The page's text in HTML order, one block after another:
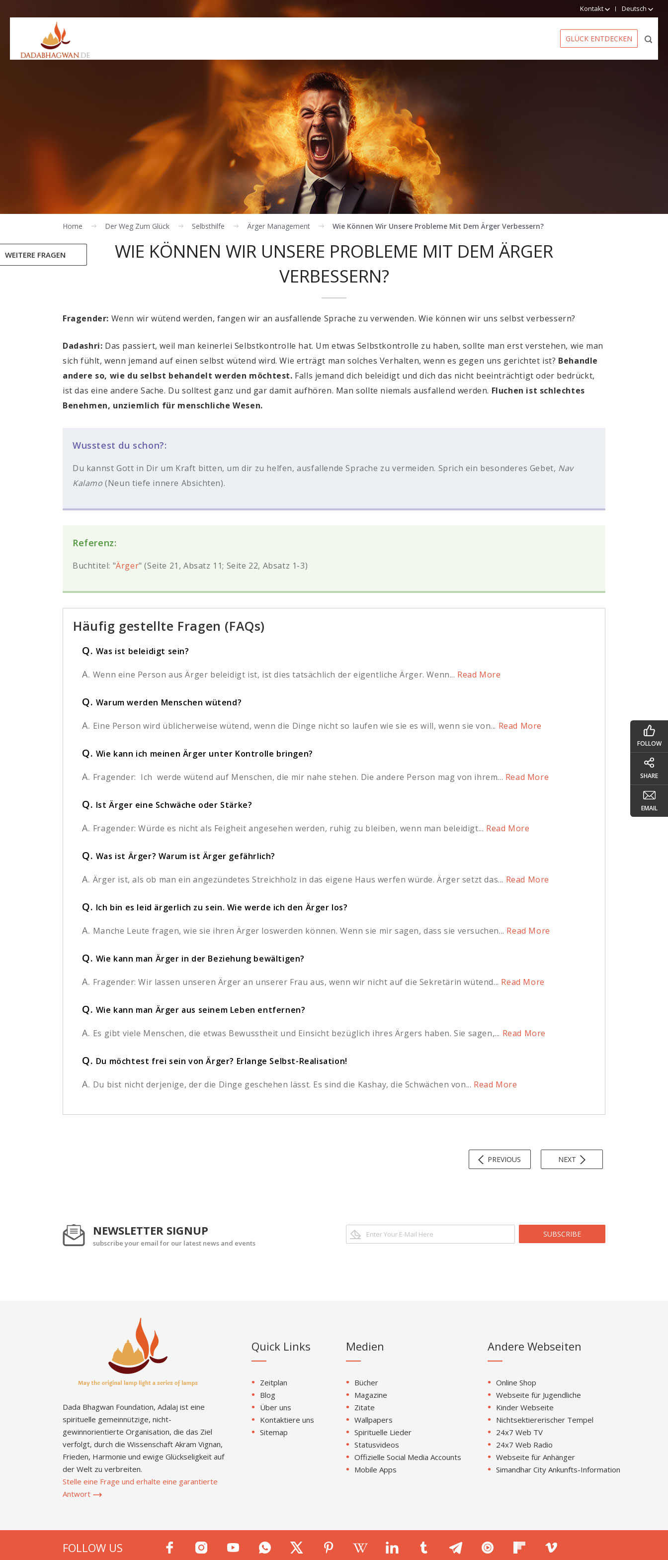
Kontakt Deutsch
GLÜCK ENTDECKEN
WEITERE FRAGEN
Home Der Weg Zum Glück Selbsthilfe Ärger Management Wie Können Wir Unsere Probleme Mit Dem Ärger Verbessern?
WIE KÖNNEN WIR UNSERE PROBLEME MIT DEM ÄRGER
VERBESSERN?
Fragender: Wenn wir wütend werden, fangen wir an ausfallende Sprache zu verwenden. Wie können wir uns selbst verbessern?
Dadashri: Das passiert, weil man keinerlei Selbstkontrolle hat. Um etwas Selbstkontrolle zu haben, sollte man erst verstehen, wie man
sich fühlt, wenn jemand auf einen selbst wütend wird. Wie erträgt man solches Verhalten, wenn es gegen uns gerichtet ist? Behandle
andere so, wie du selbst behandelt werden möchtest. Falls jemand dich beleidigt und dich das nicht beeinträchtigt oder bedrückt,
ist das eine andere Sache. Du solltest ganz und gar damit aufhören. Man sollte niemals ausfallend werden. Fluchen ist schlechtes
Benehmen, unziemlich für menschliche Wesen.
Wusstest du schon?:
Du kannst Gott in Dir um Kraft bitten, um dir zu helfen, ausfallende Sprache zu vermeiden. Sprich ein besonderes Gebet, Nav
Kalamo (Neun tiefe innere Absichten).
Referenz:
Buchtitel: "Ärger" (Seite 21, Absatz 11; Seite 22, Absatz 1-3)
Häufig gestellte Fragen (FAQs)
Q. Was ist beleidigt sein?
A. Wenn eine Person aus Ärger beleidigt ist, ist dies tatsächlich der eigentliche Ärger. Wenn... Read More
Q. Warum werden Menschen wütend?
A. Eine Person wird üblicherweise wütend, wenn die Dinge nicht so laufen wie sie es will, wenn sie von... Read More
Q. Wie kann ich meinen Ärger unter Kontrolle bringen?
A. Fragender: Ich werde wütend auf Menschen, die mir nahe stehen. Die andere Person mag von ihrem... Read More
Q. Ist Ärger eine Schwäche oder Stärke?
A. Fragender: Würde es nicht als Feigheit angesehen werden, ruhig zu bleiben, wenn man beleidigt... Read More
Q. Was ist Ärger? Warum ist Ärger gefährlich?
A. Ärger ist, als ob man ein angezündetes Streichholz in das eigene Haus werfen würde. Ärger setzt das... Read More
Q. Ich bin es leid ärgerlich zu sein. Wie werde ich den Ärger los?
A. Manche Leute fragen, wie sie ihren Ärger loswerden können. Wenn sie mir sagen, dass sie versuchen... Read More
Q. Wie kann man Ärger in der Beziehung bewältigen?
A. Fragender: Wir lassen unseren Ärger an unserer Frau aus, wenn wir nicht auf die Sekretärin wütend... Read More
Q. Wie kann man Ärger aus seinem Leben entfernen?
A. Es gibt viele Menschen, die etwas Bewusstheit und Einsicht bezüglich ihres Ärgers haben. Sie sagen,... Read More
Q. Du möchtest frei sein von Ärger? Erlange Selbst-Realisation!
A. Du bist nicht derjenige, der die Dinge geschehen lässt. Es sind die Kashay, die Schwächen von... Read More
PREVIOUS NEXT
NEWSLETTER SIGNUP
subscribe your email for our latest news and events
SUBSCRIBE
Dada Bhagwan Foundation, Adalaj ist eine
spirituelle gemeinnützige, nicht-
gewinnorientierte Organisation, die das Ziel
verfolgt, durch die Wissenschaft Akram Vignan,
Frieden, Harmonie und ewige Glückseligkeit auf
der Welt zu verbreiten.
Stelle eine Frage und erhalte eine garantierte
Antwort
Quick Links
Zeitplan
Blog
Über uns
Kontaktiere uns
Sitemap
Medien
Bücher
Magazine
Zitate
Wallpapers
Spirituelle Lieder
Statusvideos
Offizielle Social Media Accounts
Mobile Apps
Andere Webseiten
Online Shop
Webseite für Jugendliche
Kinder Webseite
Nichtsektiererischer Tempel
24x7 Web TV
24x7 Web Radio
Webseite für Anhänger
Simandhar City Ankunfts-Information
FOLLOW US
FOLLOW
SHARE
EMAIL